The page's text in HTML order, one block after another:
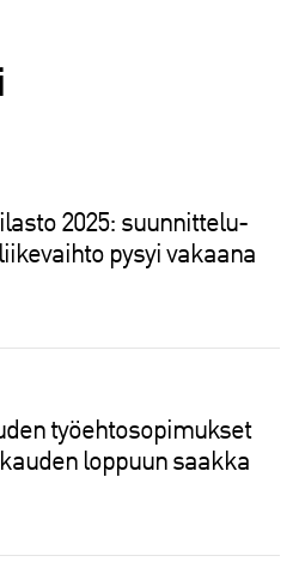
2025: suunnittelu-
pysyi vakaana
työehtosopimukset
loppuun saakka